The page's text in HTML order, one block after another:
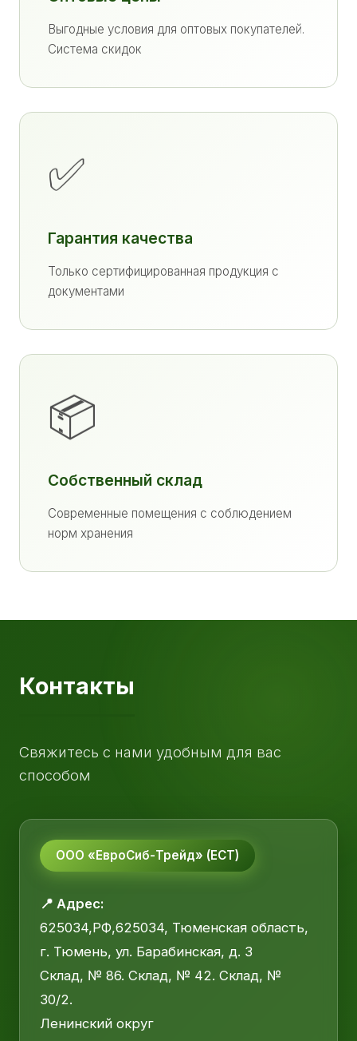
Выгодные условия для оптовых покупателей.
Система скидок
✅
Гарантия качества
Только сертифицированная продукция с
документами
📦
Собственный склад
Современные помещения с соблюдением
норм хранения
Контакты
Свяжитесь с нами удобным для вас
способом
ООО «ЕвроСиб-Трейд» (ЕСТ)
📍 Адрес:
625034,РФ,625034, Тюменская область,
г. Тюмень, ул. Барабинская, д. 3
Склад, № 86. Склад, № 42. Склад, №
30/2.
Ленинский округ